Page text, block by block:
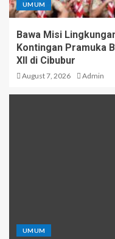
UMUM
Bawa Misi
Kontingan Pramuka
XII di Cibubur
August 7, 2026 Admin
UMUM